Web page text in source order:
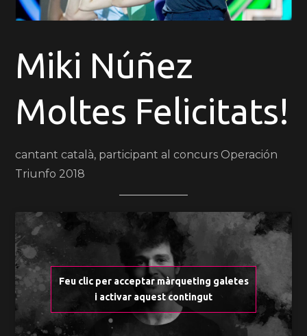
Miki Núñez
Moltes Felicitats!
cantant català, participant al concurs Operación
Triunfo 2018
Feu clic per acceptar màrqueting galetes
i activar aquest contingut